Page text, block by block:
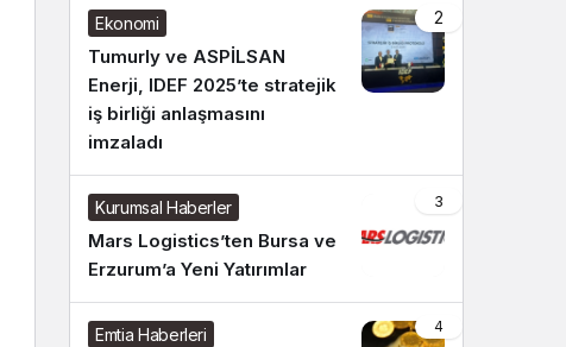
2
Ekonomi
Tumurly ve ASPİLSAN
Enerji, IDEF 2025’te stratejik
iş birliği anlaşmasını
imzaladı
3
Kurumsal Haberler
Mars Logistics’ten Bursa ve
Erzurum’a Yeni Yatırımlar
4
Emtia Haberleri